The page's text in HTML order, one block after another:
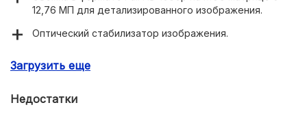
12,76 МП для детализированного изображения.
Оптический стабилизатор изображения.
сенсорный ЖК-экран.
HDMI и USB.
Загрузить еще
Недостатки